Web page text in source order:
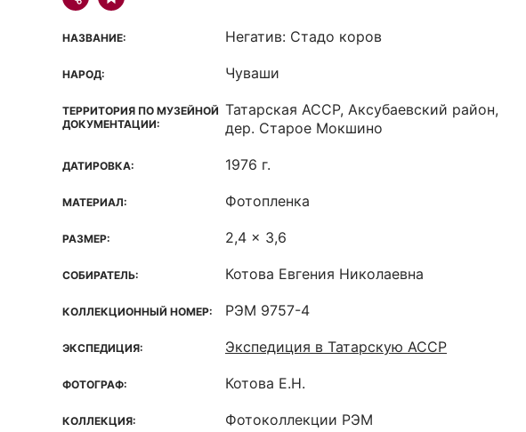
НАЗВАНИЕ: Негатив: Стадо коров
НАРОД: Чуваши
ТЕРРИТОРИЯ ПО МУЗЕЙНОЙ
ДОКУМЕНТАЦИИ:
Татарская ACCP, Аксубаевский район,
дер. Старое Мокшино
ДАТИРОВКА: 1976 г.
МАТЕРИАЛ: Фотопленка
РАЗМЕР: 2,4 x 3,6
СОБИРАТЕЛЬ: Котова Евгения Николаевна
КОЛЛЕКЦИОННЫЙ НОМЕР: РЭМ 9757-4
ЭКСПЕДИЦИЯ: Экспедиция в Татарскую АССР
ФОТОГРАФ: Котова Е.Н.
КОЛЛЕКЦИЯ: Фотоколлекции РЭМ